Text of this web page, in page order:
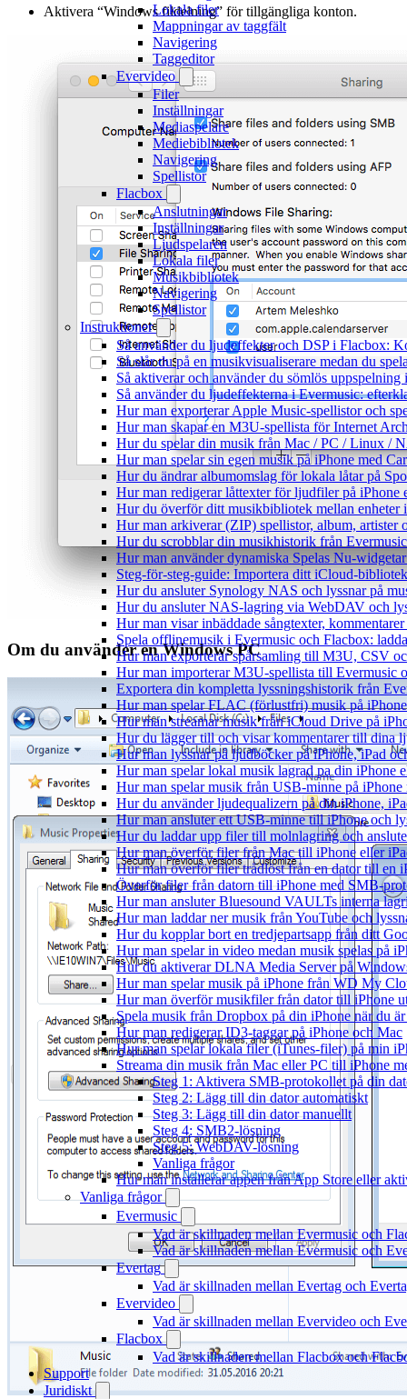
Lokala filer
Mappningar av taggfält
Navigering
Taggeditor
Evervideo
Filer
Inställningar
Mediaspelare
Mediebibliotek
Navigering
Spellistor
Flacbox
Anslutningar
Inställningar
Ljudspelaren
Lokala filer
Musikbibliotek
Navigering
Spellistor
Instruktioner
Så använder du ljudeffekter och DSP i Flacbox:
Så slår du på en musikvisualiserare medan du
Så aktiverar och använder du sömlös uppspelning
Så använder du ljudeffekterna i Evermusic:
Hur man exporterar Apple Music-spellistor och
Hur man skapar en M3U-spellista för Internet
Hur du spelar din musik från Mac / PC / Linux /
Hur man spelar sin egen musik på iPhone med
Hur du ändrar albumomslag för lokala låtar på
Hur man redigerar låttexter för ljudfiler på iPhone
Hur du överför ditt musikbibliotek mellan enheter
Hur man arkiverar (ZIP) spellistor, album, artister
Hur du scrobblar din musikhistorik från
Hur man använder dynamiska Spelas Nu-
Steg-för-steg-guide: Importera ditt iCloud-
Hur du ansluter Synology NAS och lyssnar på
Hur du ansluter NAS-lagring via WebDAV och
Hur man visar inbäddade sångtexter,
Spela offlinemusik i Evermusic och Flacbox:
Hur man exporterar spårsamling till M3U, CSV
Hur man importerar M3U-spellista till Evermusic
Exportera din kompletta lyssningshistorik från
Hur man spelar FLAC (förlustfri) musik på iPhone
Hur man streamar musik från iCloud Drive på
Hur du lägger till och visar kommentarer till dina
Hur man lyssnar på ljudböcker på iPhone, iPad
Hur man spelar lokal musik lagrad pa din iPhone
Hur man spelar musik från USB-minne på
Hur du använder ljudequalizern på din iPhone,
Hur man ansluter ett USB-minne till iPhone och
Hur du laddar upp filer till molnlagring och
Hur man överför filer från Mac till iPhone eller
Hur man överför filer trådlöst från en dator till en
Överför filer från datorn till iPhone med SMB-
Hur man ansluter Bluesound VAULTs interna
Hur man laddar ner musik från YouTube och
Hur du kopplar bort en tredjepartsapp från ditt
Hur man spelar in video medan musik spelas på
Hur du aktiverar DLNA Media Server på
Hur man spelar musik på iPhone från WD My
Hur man överför musikfiler från dator till iPhone
Spela musik från Dropbox på din iPhone när du
Hur man redigerar ID3-taggar på iPhone och Mac
Hur man spelar lokala filer (iTunes-filer) på min
Streama din musik från Mac eller PC till iPhone
Steg 1: Aktivera SMB-protokollet på din
Steg 2: Lägg till din dator automatiskt
Steg 3: Lägg till din dator manuellt
Steg 4: SMB2-lösning
Steg 5: WebDAV-lösning
Vanliga frågor
Hur man installerar appen från App Store eller
Vanliga frågor
Evermusic
Vad är skillnaden mellan Evermusic och
Vad är skillnaden mellan Evermusic och
Evertag
Vad är skillnaden mellan Evertag och
Evervideo
Vad är skillnaden mellan Evervideo och
Flacbox
Vad är skillnaden mellan Flacbox och
Support
Juridiskt
Aktivera “Windows fildelning” för tillgängliga konton.
Om du använder en Windows PC